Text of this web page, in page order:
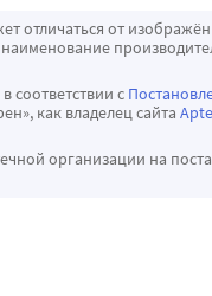
отличаться от
соответствии с
как владелец сайта
организации на